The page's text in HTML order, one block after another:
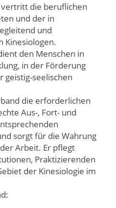
vertritt die beruflichen
und der in
und
Kinesiologen.
den Menschen in
in der Förderung
geistig-seelischen
die erforderlichen
Aus-, Fort- und
sorgt für die Wahrung
Arbeit. Er pflegt
Praktizierenden
der Kinesiologie im